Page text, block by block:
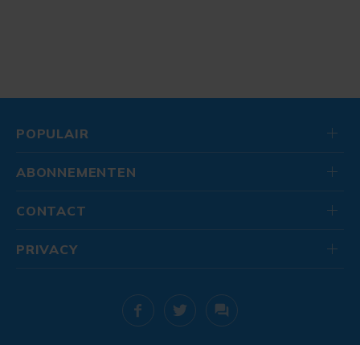
POPULAIR
ABONNEMENTEN
CONTACT
PRIVACY